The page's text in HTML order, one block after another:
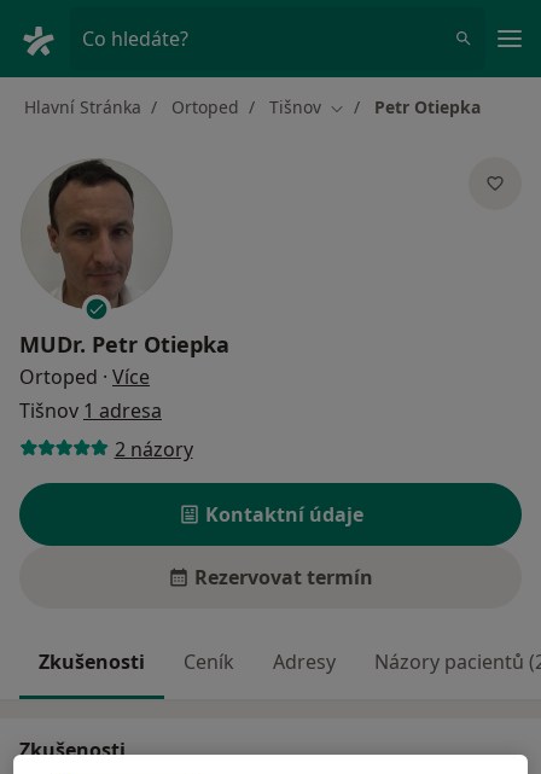
Co hledáte?
Hlavní Stránka Ortoped Tišnov Změna města
Petr Otiepka
MUDr. Petr Otiepka
Ortoped · Více
Tišnov 1 adresa
2 názory
Kontaktní údaje
Rezervovat termín
Zkušenosti Ceník Adresy Názory pacientů
Zkušenosti